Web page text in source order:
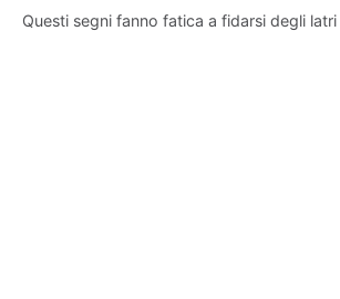
Questi segni fanno fatica a fidarsi degli